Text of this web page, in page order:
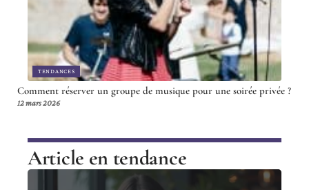
TENDANCES
Comment réserver un groupe de musique pour une soirée privée ?
12 mars 2026
Article en tendance